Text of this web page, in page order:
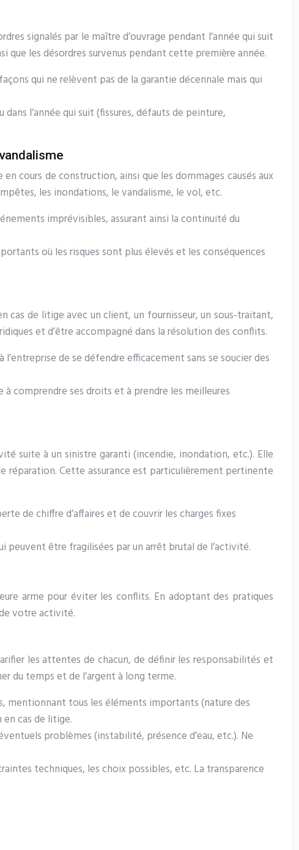
signalés par le maître d’ouvrage pendant l’année qui suit
que les désordres survenus pendant cette première année.
qui ne relèvent pas de la garantie décennale mais qui
l’année qui suit (fissures, défauts de peinture,
en cours de construction, ainsi que les dommages causés aux
les inondations, le vandalisme, le vol, etc.
imprévisibles, assurant ainsi la continuité du
où les risques sont plus élevés et les conséquences
cas de litige avec un client, un fournisseur, un sous-traitant,
et d’être accompagné dans la résolution des conflits.
de se défendre efficacement sans se soucier des
à comprendre ses droits et à prendre les meilleures
suite à un sinistre garanti (incendie, inondation, etc.). Elle
réparation. Cette assurance est particulièrement pertinente
de chiffre d’affaires et de couvrir les charges fixes
être fragilisées par un arrêt brutal de l’activité.
arme pour éviter les conflits. En adoptant des pratiques
votre activité.
les attentes de chacun, de définir les responsabilités et
du temps et de l’argent à long terme.
tous les éléments importants (nature des
cas de litige.
problèmes (instabilité, présence d’eau, etc.). Ne
techniques, les choix possibles, etc. La transparence